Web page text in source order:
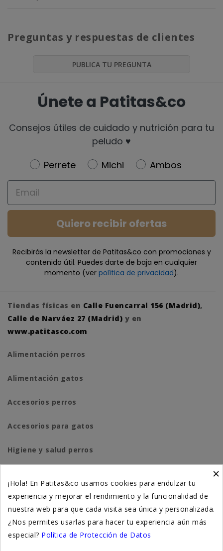
Preguntas y respuestas de clientes
PUBLICA TU PREGUNTA
Únete a Patitas&co
Consejos útiles de cuidado y nutrición para tu
peludo ♥️
Newsletter
Perrete Michi
Ambos
Email
Quiero recibir ofertas
Recibirás la newsletter de Patitas&co con promociones y
contenido útil. Puedes darte de baja en cualquier
momento (ver política de privacidad).
Tiendas físicas en Calle Fuencarral 156 (Madrid),
Calle de Narváez 27 (Madrid) y en
www.patitasco.com
Alimentación perros
Alimentación gatos
Accesorios perros
Accesorios para gatos
Higiene y salud perros
Suplementación natural
Otros
×
¡Hola! En Patitas&co usamos cookies para endulzar tu
experiencia y mejorar el rendimiento y la funcionalidad de
nuestra web para que cada visita sea única y personalizada.
¿Nos permites usarlas para hacer tu experiencia aún más
especial? Política de Protección de Datos